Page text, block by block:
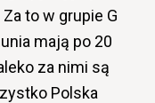
to w grupie G
mają po 20
za nimi są
Polska